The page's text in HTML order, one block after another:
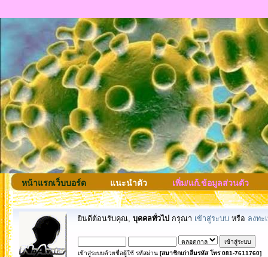
หน้าแรกเว็บบอร์ด แนะนำตัว เพิ่ม/แก้.ข้อมูลส่วนตัว
ยินดีต้อนรับคุณ, บุคคลทั่วไป กรุณา เข้าสู่ระบบ หรือ ลงทะ
เข้าสู่ระบบด้วยชื่อผู้ใช้ รหัสผ่าน [สมาชิกเก่าลืมรหัส โทร 081-7611760]